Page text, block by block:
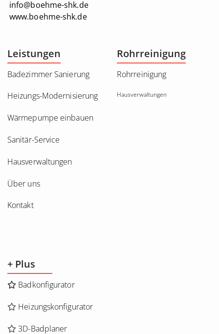
info@boehme-shk.de
www.boehme-shk.de
Leistungen
Badezimmer Sanierung
Heizungs-Modernisierung
Wärmepumpe einbauen
Sanitär-Service
Hausverwaltungen
Über uns
Kontakt
Rohrreinigung
Rohrreinigung
Hausverwaltungen
+ Plus
Badkonfigurator
Heizungskonfigurator
3D-Badplaner